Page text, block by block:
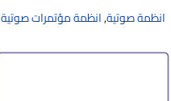
انظمة صوتية,انظمة مؤتمرات صوتية